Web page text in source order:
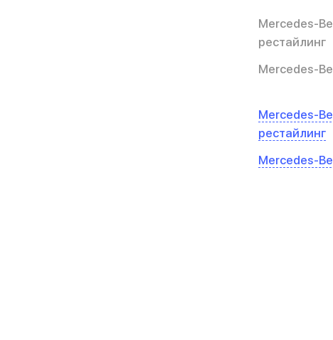
Mercedes-
рестайлинг
Mercedes-
Mercedes-
рестайлинг
Mercedes-